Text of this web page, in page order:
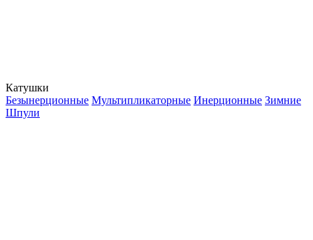
Катушки
Безынерционные Мультипликаторные Инерционные Зимние
Шпули